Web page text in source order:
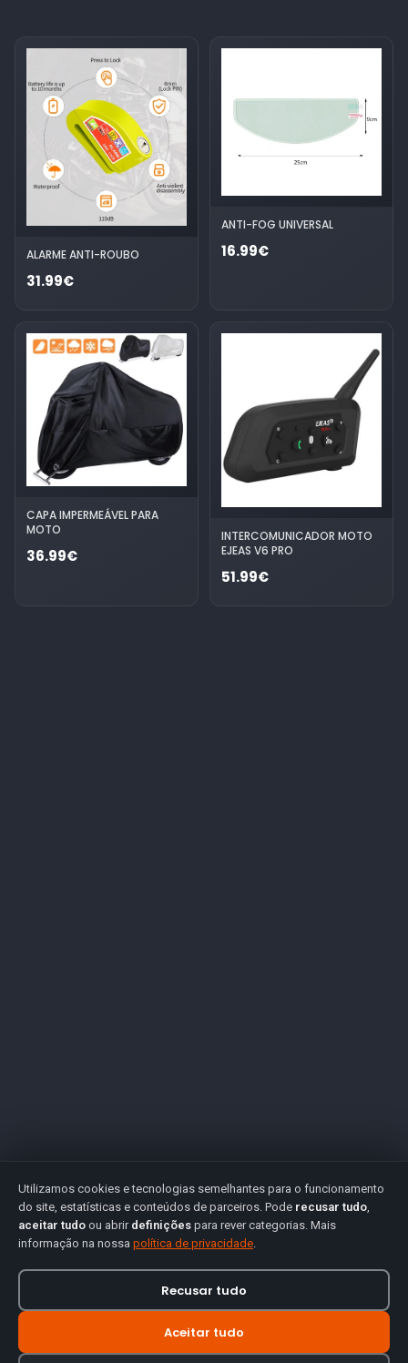
ALARME ANTI-ROUBO
31.99€
ANTI-FOG UNIVERSAL
16.99€
CAPA IMPERMEÁVEL PARA
MOTO
36.99€
INTERCOMUNICADOR MOTO
EJEAS V6 PRO
51.99€
Utilizamos cookies e tecnologias semelhantes para o funcionamento
do site, estatísticas e conteúdos de parceiros. Pode recusar tudo,
aceitar tudo ou abrir definições para rever categorias. Mais
informação na nossa política de privacidade.
Recusar tudo
Aceitar tudo